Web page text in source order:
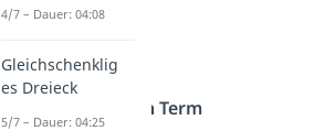
(−1) −4= −5
Schritt 4 — Jeden Term
4/7 – Dauer: 04:08
Gleichschenklig
es Dreieck
5/7 – Dauer: 04:25